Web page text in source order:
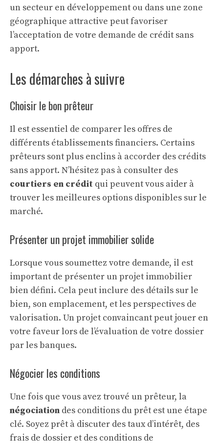
un secteur en développement ou dans une zone
géographique attractive peut favoriser
l’acceptation de votre demande de crédit sans
apport.
Les démarches à suivre
Choisir le bon prêteur
Il est essentiel de comparer les offres de
différents établissements financiers. Certains
prêteurs sont plus enclins à accorder des crédits
sans apport. N’hésitez pas à consulter des
courtiers en crédit qui peuvent vous aider à
trouver les meilleures options disponibles sur le
marché.
Présenter un projet immobilier solide
Lorsque vous soumettez votre demande, il est
important de présenter un projet immobilier
bien défini. Cela peut inclure des détails sur le
bien, son emplacement, et les perspectives de
valorisation. Un projet convaincant peut jouer en
votre faveur lors de l’évaluation de votre dossier
par les banques.
Négocier les conditions
Une fois que vous avez trouvé un prêteur, la
négociation des conditions du prêt est une étape
clé. Soyez prêt à discuter des taux d’intérêt, des
frais de dossier et des conditions de